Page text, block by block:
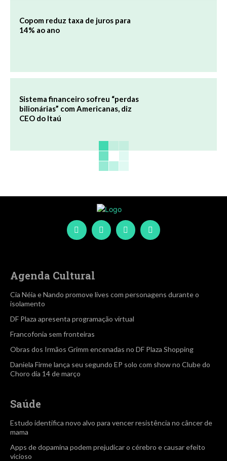
Copom reduz taxa de juros para
14% ao ano
Sistema financeiro sofreu “perdas
bilionárias” com Americanas, diz
CEO do Itaú
Agenda Cultural
Cia Néia e Nando promove lives com personagens durante o
isolamento
DF Plaza apresenta programação virtual
Francofonia sem fronteiras
Obras dos Irmãos Grimm encenadas no DF Plaza Shopping
Daniela Firme lança seu segundo EP solo com show no Clube do
Choro dia 14 de março
Saúde
Estudo identifica novo alvo para vencer resistência no câncer de
mama
Apps de dopamina podem prejudicar o cérebro e causar efeito
vicioso